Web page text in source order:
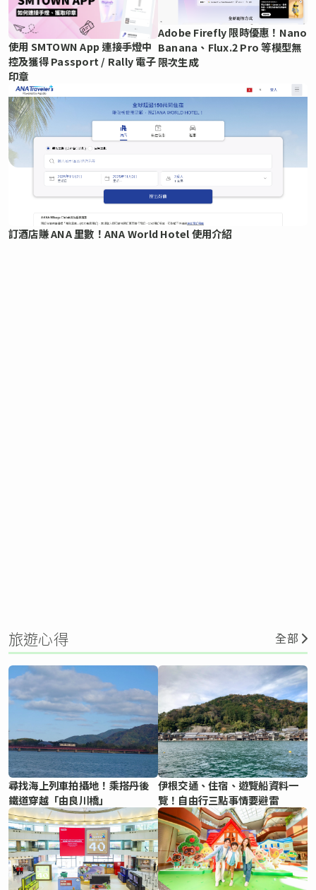
使用 SMTOWN App 連接手燈中
控及獲得 Passport / Rally 電子
印章
Adobe Firefly 限時優惠！Nano
Banana、Flux.2 Pro 等模型無
限次生成
訂酒店賺 ANA 里數！ANA World Hotel 使用介紹
旅遊心得 全部
尋找海上列車拍攝地！乘搭丹後
鐵道穿越「由良川橋」
伊根交通、住宿、遊覽船資料一
覽！自由行三點事情要避雷